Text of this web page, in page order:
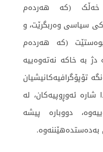
(کە هەردەم
سیاسی وەربگرێت، و
(کە هەردەم
بە خاکە نەتەوەییە
تۆپۆگرافیەکانیشیان
شارە ئەوڕوپیەکان، لە
دووبارە پیشە
بەدەستدەهێننەوە.